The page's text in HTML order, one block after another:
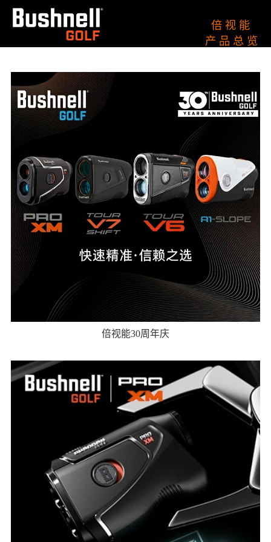
倍 视 能
产 品 总 览
倍视能30周年庆